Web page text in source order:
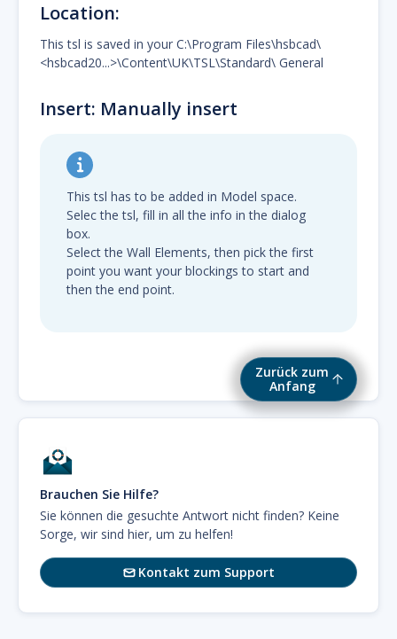
Zurück zum
Anfang
Location:
This tsl is saved in your C:\Program Files\hsbcad\
<hsbcad20...>\Content\UK\TSL\Standard\ General
Insert: Manually insert
This tsl has to be added in Model space.
Selec the tsl, fill in all the info in the dialog
box.
Select the Wall Elements, then pick the first
point you want your blockings to start and
then the end point.
Brauchen Sie Hilfe?
Sie können die gesuchte Antwort nicht finden? Keine
Sorge, wir sind hier, um zu helfen!
Kontakt zum Support